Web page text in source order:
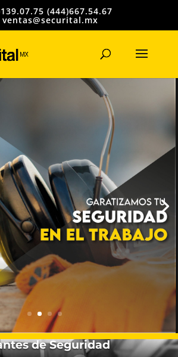
(444)667.54.67
ventas@securital.mx
de Seguridad